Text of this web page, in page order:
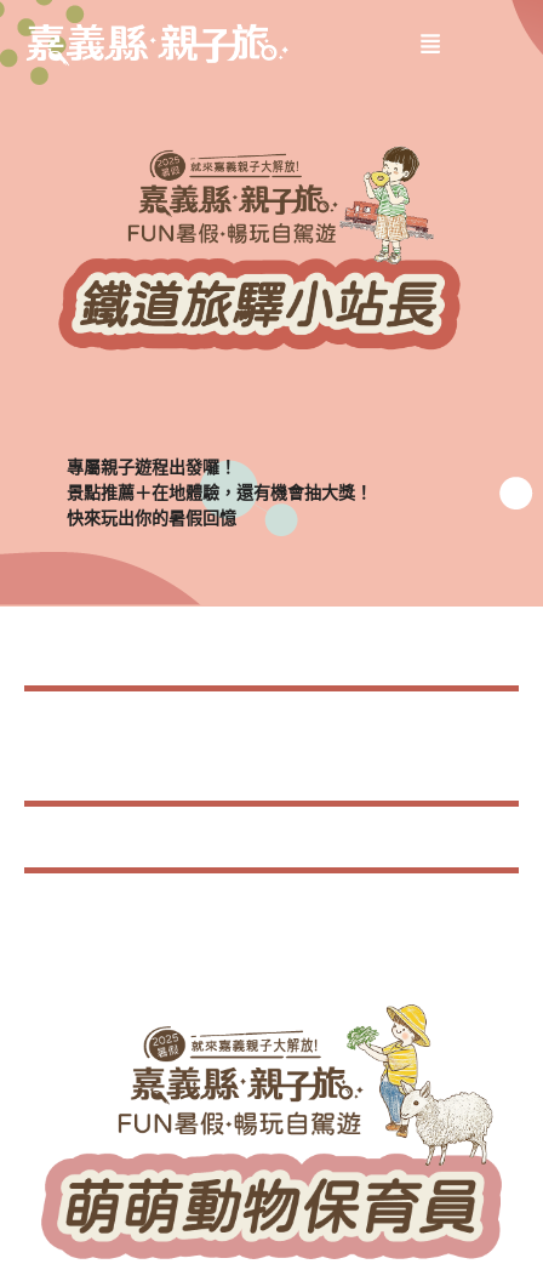
專屬親子遊程出發囉！
景點推薦＋在地體驗，還有機會抽大獎！
快來玩出你的暑假回憶